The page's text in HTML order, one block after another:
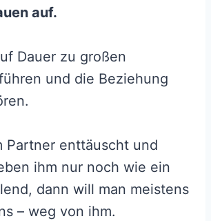
auf.
Dauer zu großen
und die Beziehung
Partner enttäuscht und
ihm nur noch wie ein
dann will man meistens
– weg von ihm.